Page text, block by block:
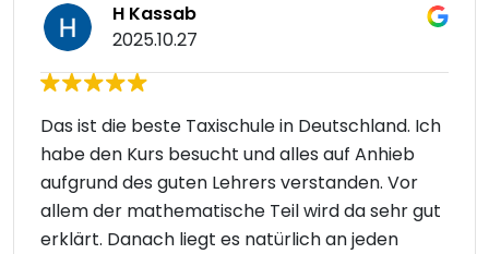
H Kassab
2025.10.27
Das ist die beste Taxischule in Deutschland. Ich
habe den Kurs besucht und alles auf Anhieb
aufgrund des guten Lehrers verstanden. Vor
allem der mathematische Teil wird da sehr gut
erklärt. Danach liegt es natürlich an jeden